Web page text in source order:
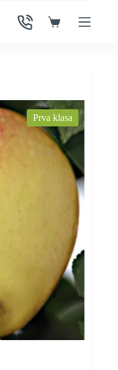
Shopping
Prva klasa